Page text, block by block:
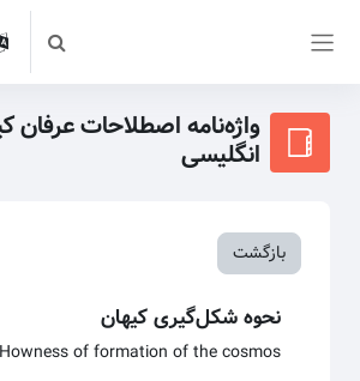
input
واژه‌نامه اصطلاحات عرفان
انگلیسی
بازگشت
نحوه شکل‌گیری کیهان
Howness of formation of the cosmos